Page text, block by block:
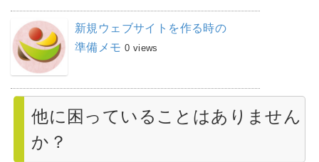
新規ウェブサイトを作る時の
準備メモ 0 views
他に困っていることはありません
か？